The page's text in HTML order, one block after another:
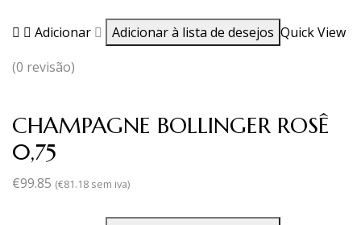
Adicionar Adicionar à lista de desejos Quick View
(0 revisão)
CHAMPAGNE BOLLINGER ROSÊ
0,75
€99.85 (€81.18 sem iva)